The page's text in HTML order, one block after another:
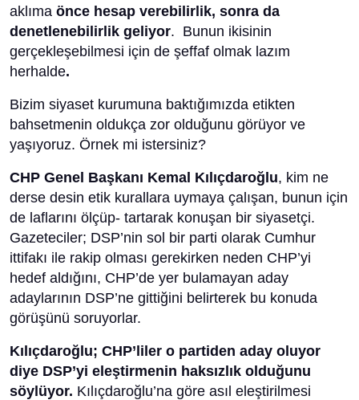
aklıma önce hesap verebilirlik, sonra da
denetlenebilirlik geliyor. Bunun ikisinin
gerçekleşebilmesi için de şeffaf olmak lazım
herhalde.
Bizim siyaset kurumuna baktığımızda etikten
bahsetmenin oldukça zor olduğunu görüyor ve
yaşıyoruz. Örnek mi istersiniz?
CHP Genel Başkanı Kemal Kılıçdaroğlu, kim ne
derse desin etik kurallara uymaya çalışan, bunun için
de laflarını ölçüp- tartarak konuşan bir siyasetçi.
Gazeteciler; DSP’nin sol bir parti olarak Cumhur
ittifakı ile rakip olması gerekirken neden CHP’yi
hedef aldığını, CHP’de yer bulamayan aday
adaylarının DSP’ne gittiğini belirterek bu konuda
görüşünü soruyorlar.
Kılıçdaroğlu; CHP’liler o partiden aday oluyor
diye DSP’yi eleştirmenin haksızlık olduğunu
söylüyor. Kılıçdaroğlu’na göre asıl eleştirilmesi